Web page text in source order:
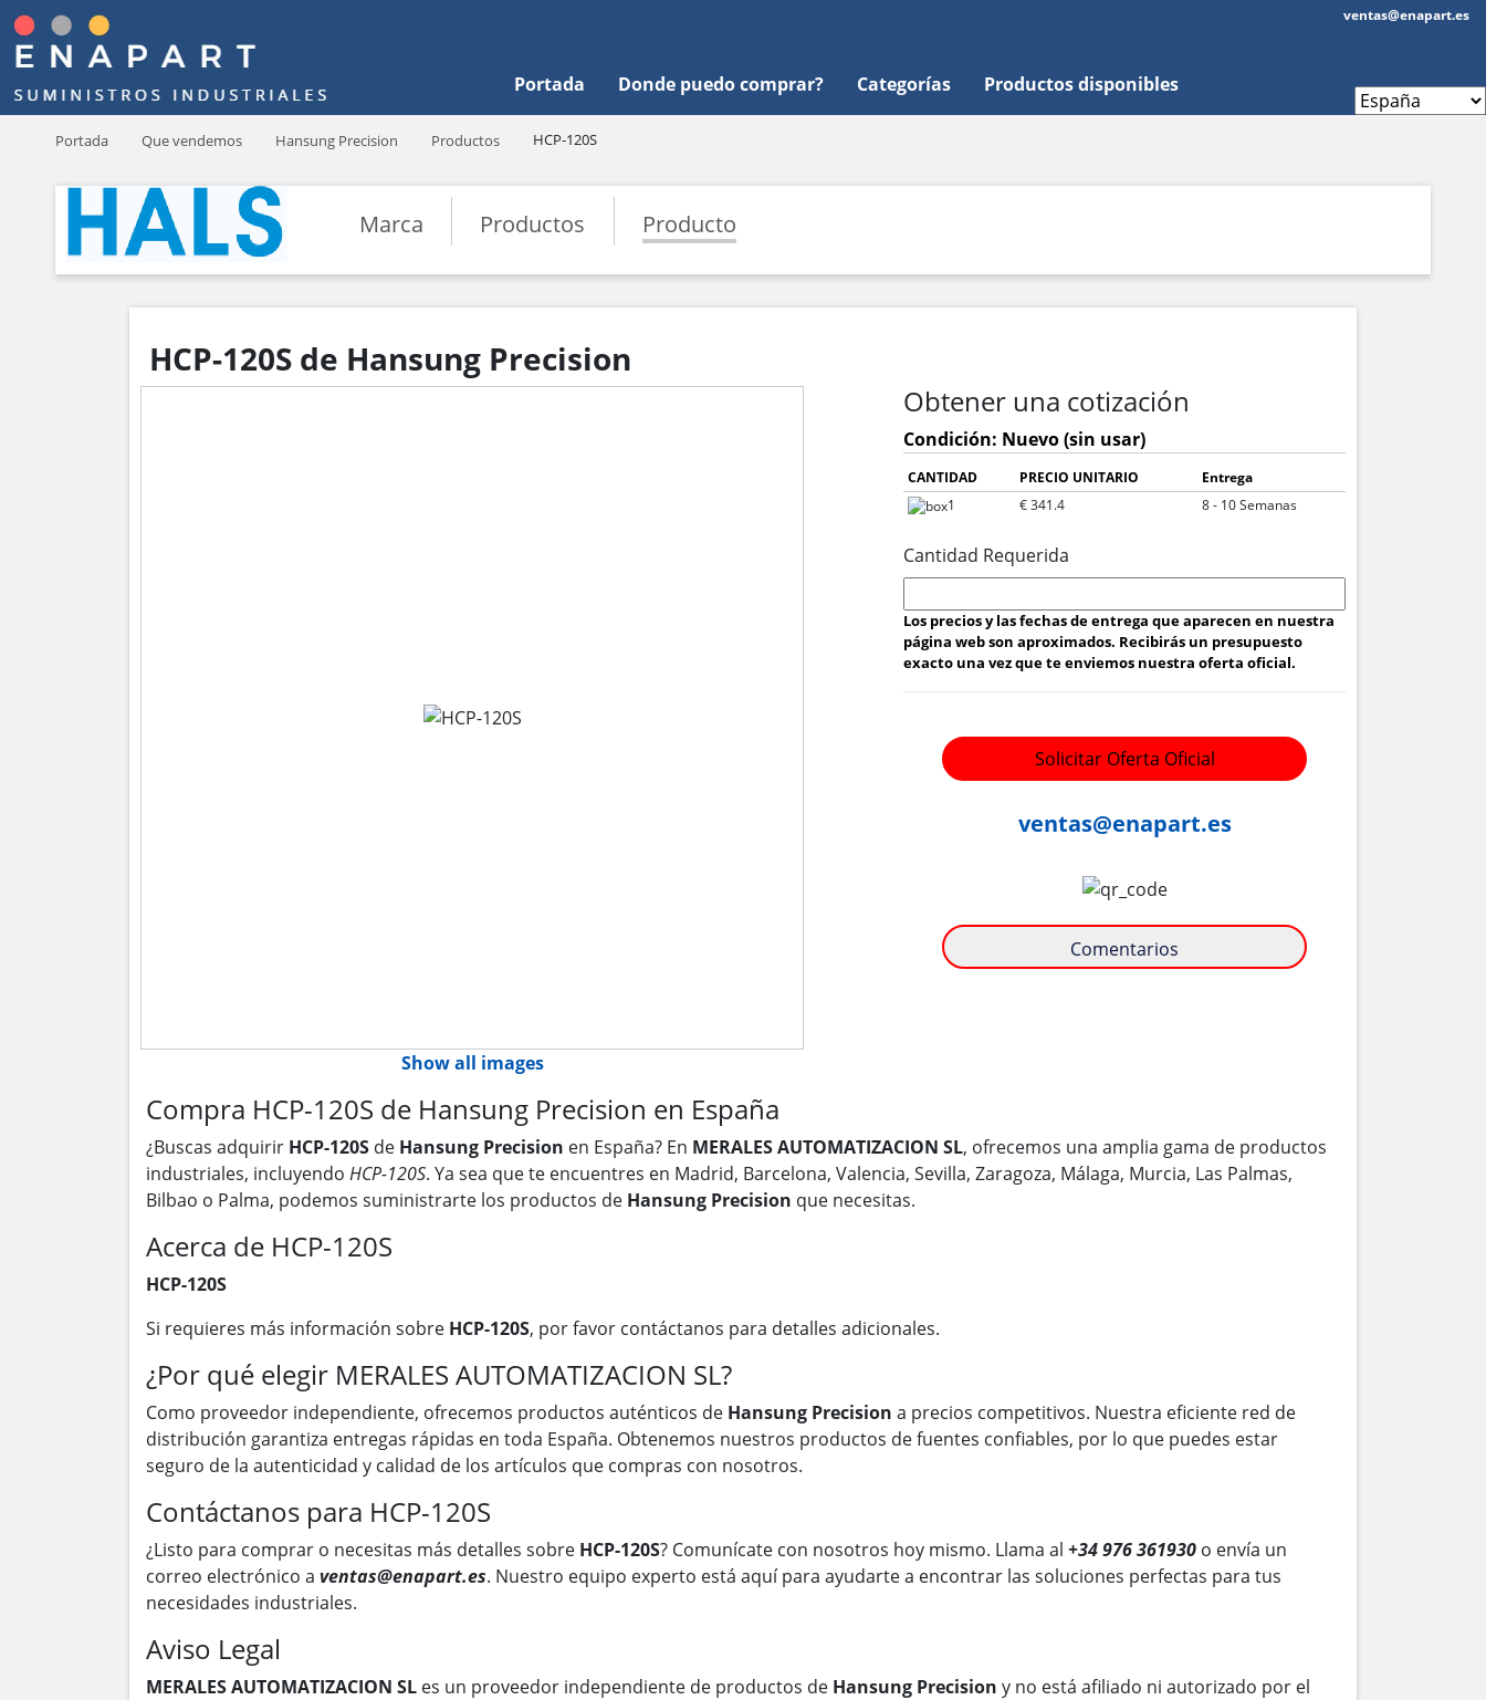
Portada Donde puedo comprar? Categorías Productos disponibles
ventas@enapart.es
Portada Que vendemos Hansung Precision Productos HCP-120S
Marca Productos Producto
HCP-120S de Hansung Precision
Show all images
Obtener una cotización
Condición: Nuevo (sin usar)
CANTIDAD PRECIO UNITARIO
Entrega
1
€ 341.4 8 - 10 Semanas
Cantidad Requerida
Los precios y las fechas de entrega que aparecen en nuestra
página web son aproximados. Recibirás un presupuesto
exacto una vez que te enviemos nuestra oferta oficial.
Solicitar Oferta Oficial
ventas@enapart.es
Comentarios
Compra HCP-120S de Hansung Precision en España
¿Buscas adquirir HCP-120S de Hansung Precision en España? En MERALES AUTOMATIZACION SL, ofrecemos una amplia gama de productos
industriales, incluyendo HCP-120S. Ya sea que te encuentres en Madrid, Barcelona, Valencia, Sevilla, Zaragoza, Málaga, Murcia, Las Palmas,
Bilbao o Palma, podemos suministrarte los productos de Hansung Precision que necesitas.
Acerca de HCP-120S
HCP-120S
Si requieres más información sobre HCP-120S, por favor contáctanos para detalles adicionales.
¿Por qué elegir MERALES AUTOMATIZACION SL?
Como proveedor independiente, ofrecemos productos auténticos de Hansung Precision a precios competitivos. Nuestra eficiente red de
distribución garantiza entregas rápidas en toda España. Obtenemos nuestros productos de fuentes confiables, por lo que puedes estar
seguro de la autenticidad y calidad de los artículos que compras con nosotros.
Contáctanos para HCP-120S
¿Listo para comprar o necesitas más detalles sobre HCP-120S? Comunícate con nosotros hoy mismo. Llama al +34 976 361930 o envía un
correo electrónico a ventas@enapart.es. Nuestro equipo experto está aquí para ayudarte a encontrar las soluciones perfectas para tus
necesidades industriales.
Aviso Legal
MERALES AUTOMATIZACION SL es un proveedor independiente de productos de Hansung Precision y no está afiliado ni autorizado por el